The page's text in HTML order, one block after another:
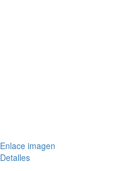
Enlace imagen
Detalles